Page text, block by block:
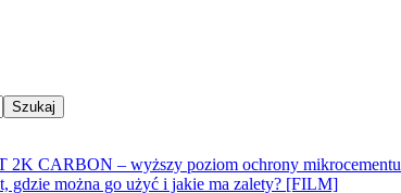
Szukaj
2K CARBON – wyższy poziom ochrony mikrocementu
gdzie można go użyć i jakie ma zalety? [FILM]